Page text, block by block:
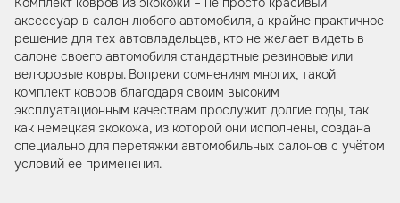
аксессуар в салон любого автомобиля, а крайне практичное
решение для тех автовладельцев, кто не желает видеть в
салоне своего автомобиля стандартные резиновые или
велюровые ковры. Вопреки сомнениям многих, такой
комплект ковров благодаря своим высоким
эксплуатационным качествам прослужит долгие годы, так
как немецкая экокожа, из которой они исполнены, создана
специально для перетяжки автомобильных салонов с учётом
условий ее применения.